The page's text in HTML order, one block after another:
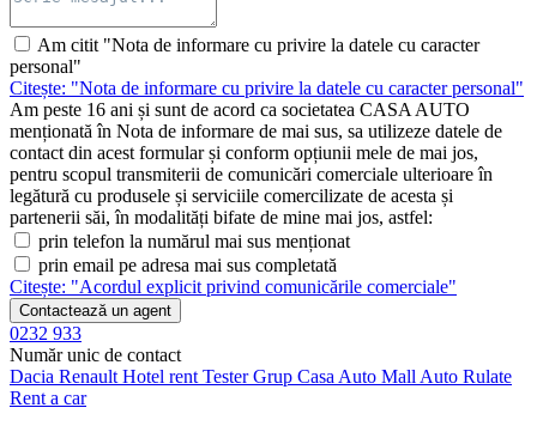
Am citit "Nota de informare cu privire la datele cu caracter
personal"
Citește: "Nota de informare cu privire la datele cu caracter personal"
Am peste 16 ani și sunt de acord ca societatea CASA AUTO
menționată în Nota de informare de mai sus, sa utilizeze datele de
contact din acest formular și conform opțiunii mele de mai jos,
pentru scopul transmiterii de comunicări comerciale ulterioare în
legătură cu produsele și serviciile comercilizate de acesta și
partenerii săi, în modalități bifate de mine mai jos, astfel:
prin telefon la numărul mai sus menționat
prin email pe adresa mai sus completată
Citește: "Acordul explicit privind comunicările comerciale"
Contactează un agent
0232 933
Număr unic de contact
Dacia Renault Hotel rent Tester Grup Casa Auto Mall Auto Rulate
Rent a car